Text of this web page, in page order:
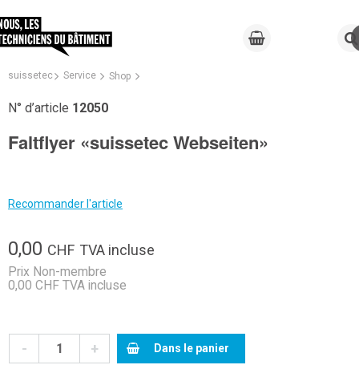
suissetec Service Shop
N° d’article 12050
Faltflyer «suissetec Webseiten»
Recommander l'article
0,00 CHF TVA incluse
Prix Non-membre
0,00 CHF TVA incluse
- + Dans le panier